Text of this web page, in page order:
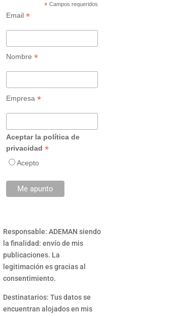
* Campos requeridos
Email *
Nombre *
Empresa *
Aceptar la política de
privacidad *
Acepto
Responsable: ADEMAN siendo
la finalidad: envío de mis
publicaciones. La
legitimación es gracias al
consentimiento.
Destinatarios: Tus datos se
encuentran alojados en mis